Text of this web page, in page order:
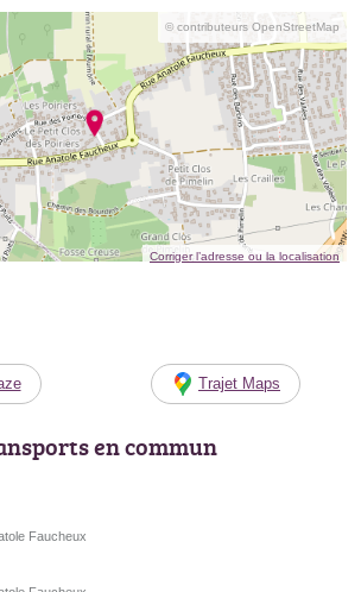
© contributeurs OpenStreetMap
Corriger l’adresse ou la localisation
Trajet Maps
en commun
Faucheux